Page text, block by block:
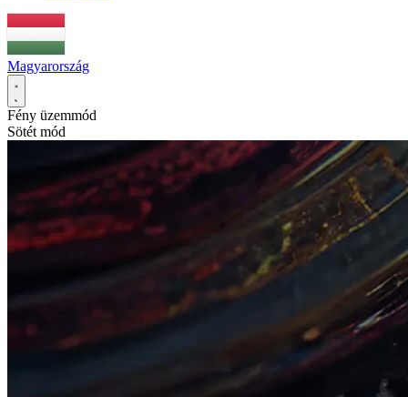
Magyarország
Fény üzemmód
Sötét mód